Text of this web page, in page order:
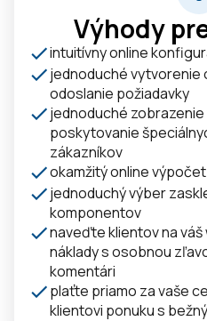
Výhody
intuitívny online
jednoduché vytvorenie
odoslanie požiadavky
jednoduché
poskytovanie
zákazníkov
okamžitý online
jednoduchý výber
komponentov
naveďte klientov na
náklady s osobnou
komentári
plaťte priamo za vaše
klientovi ponuku s